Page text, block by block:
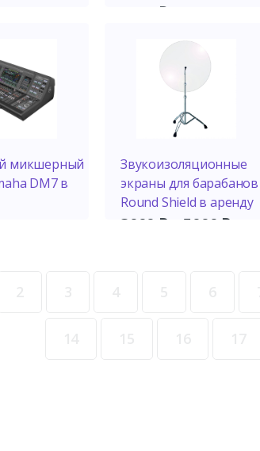
₽
микшерный
DM7 в
Звукоизоляционные
экраны для барабанов
Round Shield в аренду
3000 ₽ 5000 ₽